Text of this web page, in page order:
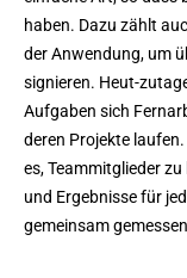
haben. Dazu zählt
der Anwendung, um
signieren. Heut-
Aufgaben sich
deren Projekte laufen.
es, Teammitglieder
und Ergebnisse für
gemeinsam